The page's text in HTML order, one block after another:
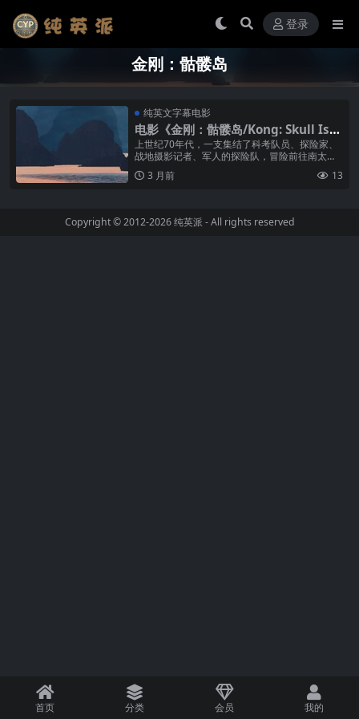
登录
金刚：骷髅岛
纯英文字幕电影
电影《金刚：骷髅岛/Kong: Skull Isla
nd》纯英文字幕高清MP4下载
上世纪70年代，一支集结了科考队员、探险家、
战地摄影记者、军人的探险队，冒险前往南太平
洋上的神秘岛屿——骷髅岛。他们的到来惊扰了
岛上之神——史上最大金刚。经过一...
3 月前 13
Copyright © 2012-2026纯英派 - All rights reserved
首页 分类 会员 我的